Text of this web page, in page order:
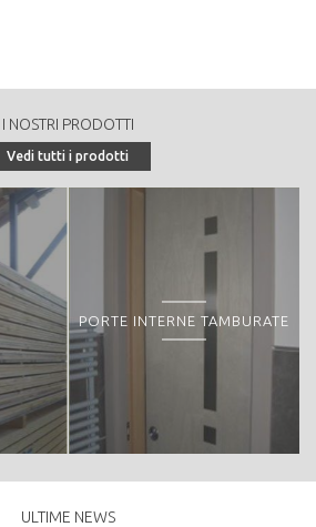
della proprietà forestale:
I NOSTRI PRODOTTI
Vedi tutti i prodotti
PORTE INTERNE TAMBURATE
ULTIME NEWS